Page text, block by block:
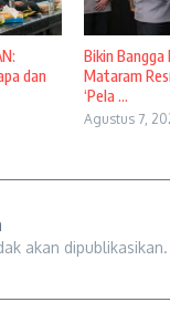
dan
Bikin
Mataram
‘Pela ...
Agustus 7,
akan dipublikasikan.